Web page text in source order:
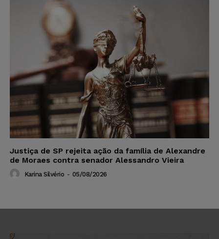
Justiça de SP rejeita ação da família de Alexandre
de Moraes contra senador Alessandro Vieira
Karina Silvério - 05/08/2026